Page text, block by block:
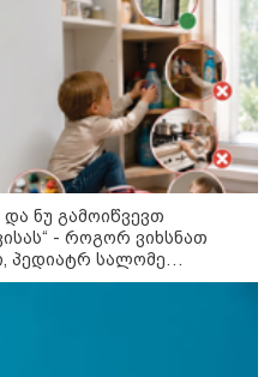
წლის მოზარდმა საკუთარი
და ბებია მოკლა, შემდეგ კი
ცეცხლი გახსნა - რა
ხდება ცნობილი
მომხდარი
/ 07-08-2026
საწვავის ფასები
შეიცვალა - რომელ
ბენზინი ყველაზე
და ყველაზე იაფი
პირდაპირ ეთერში:
და ნუ გამოიწვევთ
- როგორ ვიხსნათ
პედიატრ სალომე